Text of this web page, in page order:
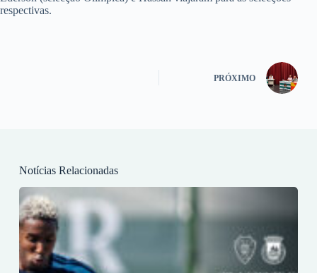
respectivas.
PRÓXIMO
Notícias Relacionadas